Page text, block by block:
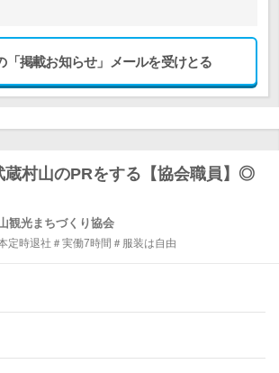
「掲載お知らせ」メールを受けとる
蔵村山のPRをする【協会職員】◎
観光まちづくり協会
定時退社＃実働7時間＃服装は自由